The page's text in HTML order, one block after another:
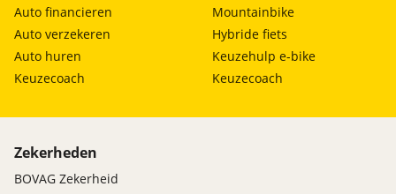
Auto financieren
Auto verzekeren
Auto huren
Keuzecoach
Mountainbike
Hybride fiets
Keuzehulp e-bike
Keuzecoach
Zekerheden
BOVAG Zekerheid